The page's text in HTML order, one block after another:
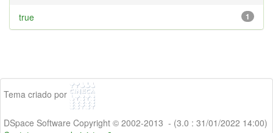
1
true
Tema criado por
DSpace Software Copyright © 2002-2013 - (3.0 : 31/01/2022 14:00)